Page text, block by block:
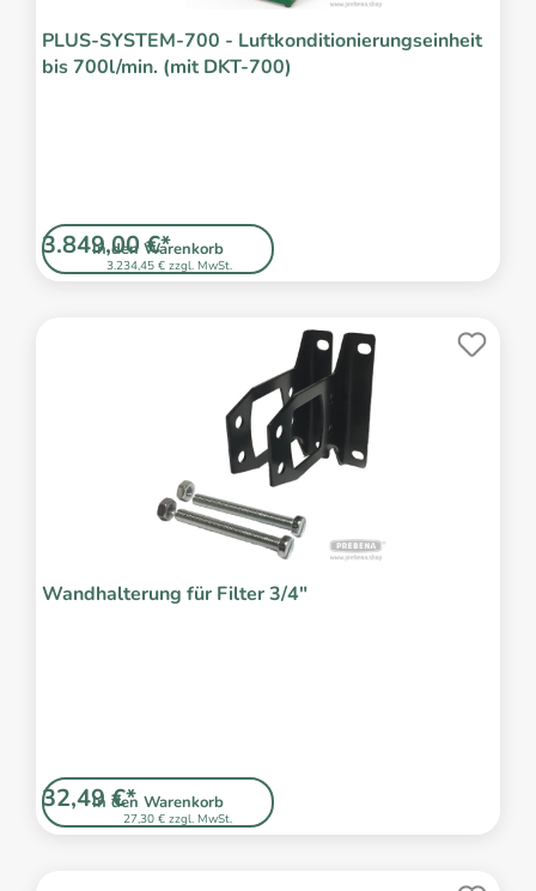
PLUS-SYSTEM-700 - Luftkonditionierungseinheit
bis 700l/min. (mit DKT-700)
In den Warenkorb
3.234,45 € zzgl. MwSt.
3.849,00 €*
Wandhalterung für Filter 3/4"
In den Warenkorb
27,30 € zzgl. MwSt.
32,49 €*